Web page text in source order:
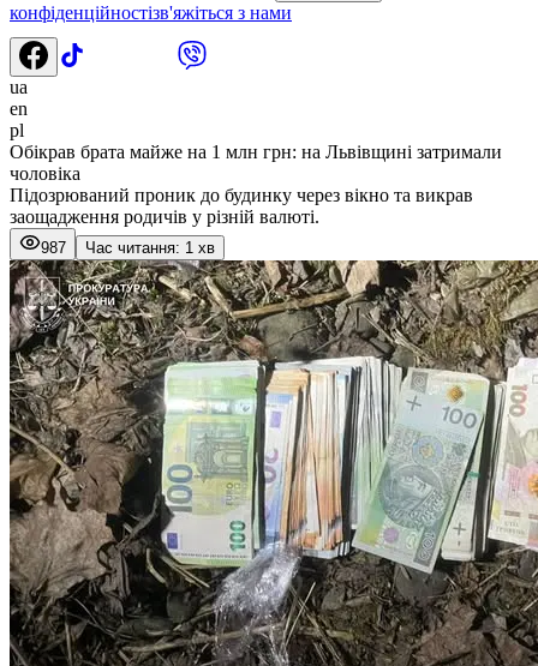
конфіденційностізв'яжіться з нами
ua
en
pl
Обікрав брата майже на 1 млн грн: на Львівщині затримали
чоловіка
Підозрюваний проник до будинку через вікно та викрав
заощадження родичів у різній валюті.
987 Час читання: 1 хв